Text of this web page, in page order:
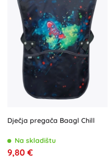
Dječja pregača Baagl Chill
Na skladištu
9,80 €